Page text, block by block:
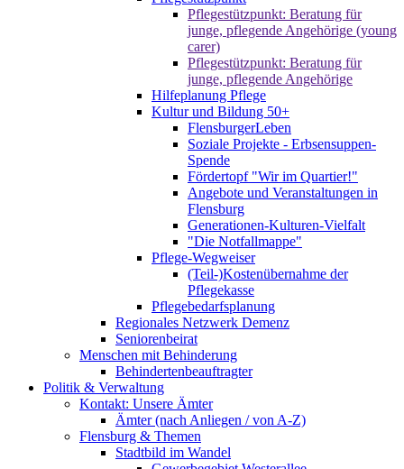
Pflegestützpunkt: Beratung für
junge, pflegende Angehörige (young
carer)
Pflegestützpunkt: Beratung für
junge, pflegende Angehörige
Hilfeplanung Pflege
Kultur und Bildung 50+
FlensburgerLeben
Soziale Projekte - Erbsensuppen-
Spende
Fördertopf "Wir im Quartier!"
Angebote und Veranstaltungen in
Flensburg
Generationen-Kulturen-Vielfalt
"Die Notfallmappe"
Pflege-Wegweiser
(Teil-)Kostenübernahme der
Pflegekasse
Pflegebedarfsplanung
Regionales Netzwerk Demenz
Seniorenbeirat
Menschen mit Behinderung
Behindertenbeauftragter
Politik & Verwaltung
Kontakt: Unsere Ämter
Ämter (nach Anliegen / von A-Z)
Flensburg & Themen
Stadtbild im Wandel